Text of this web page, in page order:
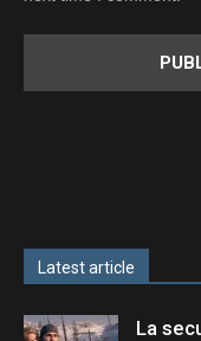
Latest article
La